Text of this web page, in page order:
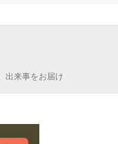
出来事をお届け